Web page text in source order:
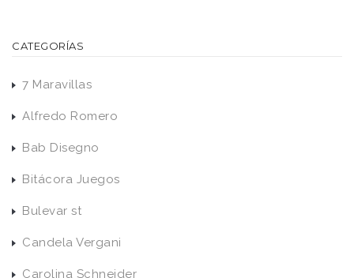
CATEGORÍAS
7 Maravillas
Alfredo Romero
Bab Disegno
Bitácora Juegos
Bulevar st
Candela Vergani
Carolina Schneider